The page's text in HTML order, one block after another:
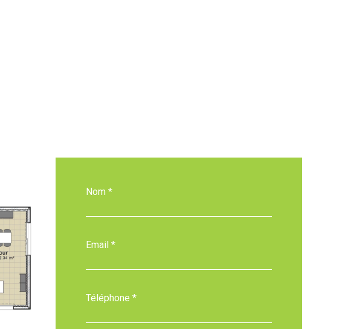
Nom *
Email *
Téléphone *